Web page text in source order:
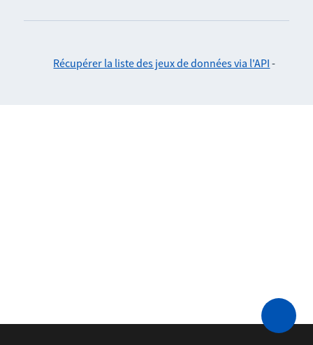
Récupérer la liste des jeux de données via l'API -